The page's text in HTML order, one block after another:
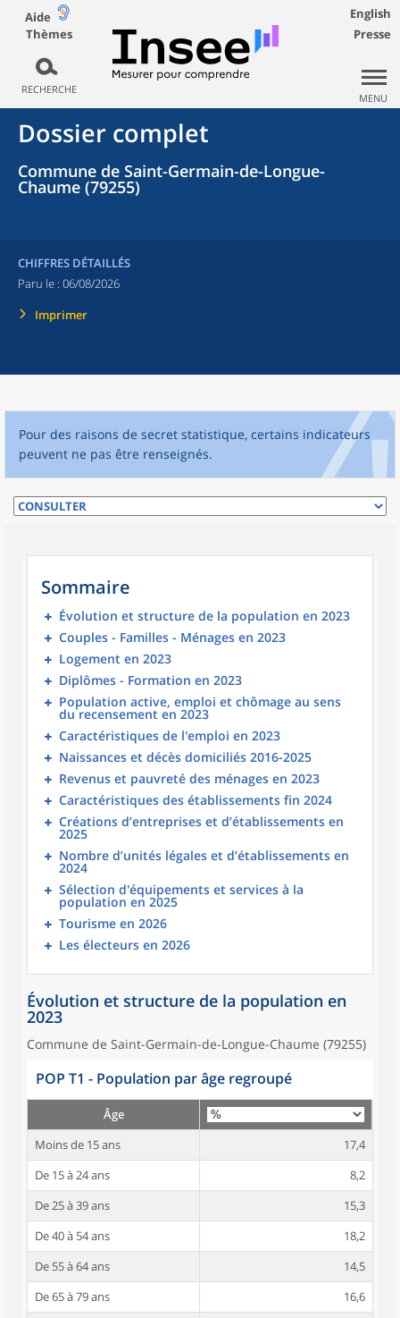
Aide
Thèmes
RECHERCHE
English
Presse
MENU
Dossier complet
Commune de Saint-Germain-de-Longue-
Chaume (79255)
CHIFFRES DÉTAILLÉS
Paru le : 06/08/2026
Imprimer
Pour des raisons de secret statistique, certains indicateurs
peuvent ne pas être renseignés.
Sommaire
Évolution et structure de la population en 2023
Couples - Familles - Ménages en 2023
Logement en 2023
Diplômes - Formation en 2023
Population active, emploi et chômage au sens
du recensement en 2023
Caractéristiques de l'emploi en 2023
Naissances et décès domiciliés 2016-2025
Revenus et pauvreté des ménages en 2023
Caractéristiques des établissements fin 2024
Créations d’entreprises et d’établissements en
2025
Nombre d’unités légales et d’établissements en
2024
Sélection d'équipements et services à la
population en 2025
Tourisme en 2026
Les électeurs en 2026
Évolution et structure de la population en
2023
Commune de Saint-Germain-de-Longue-Chaume (79255)
POP T1 - Population par âge regroupé
Âge
Moins de 15 ans
17,4
De 15 à 24 ans
8,2
De 25 à 39 ans
15,3
De 40 à 54 ans
18,2
De 55 à 64 ans
14,5
De 65 à 79 ans
16,6